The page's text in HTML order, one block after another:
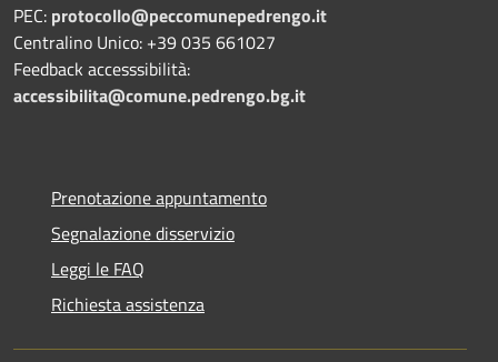
PEC: protocollo@peccomunepedrengo.it
Centralino Unico: +39 035 661027
Feedback accesssibilità:
accessibilita@comune.pedrengo.bg.it
Prenotazione appuntamento
Segnalazione disservizio
Leggi le FAQ
Richiesta assistenza